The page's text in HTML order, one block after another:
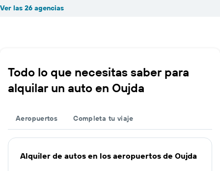
Ver las 26 agencias
Todo lo que necesitas saber para
alquilar un auto en Oujda
Aeropuertos Completa tu viaje
Alquiler de autos en los aeropuertos de Oujda